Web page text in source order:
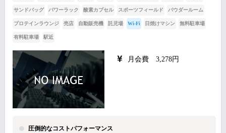
サンドバッグ パワーラック 酸素カプセル スポーツフィールド パウダールーム
プロテインラウンジ 売店 自動販売機 託児場 Wi-Fi 日焼けマシン 無料駐車場
有料駐車場 駅近
月会費 3,278円
圧倒的なコストパフォーマンス